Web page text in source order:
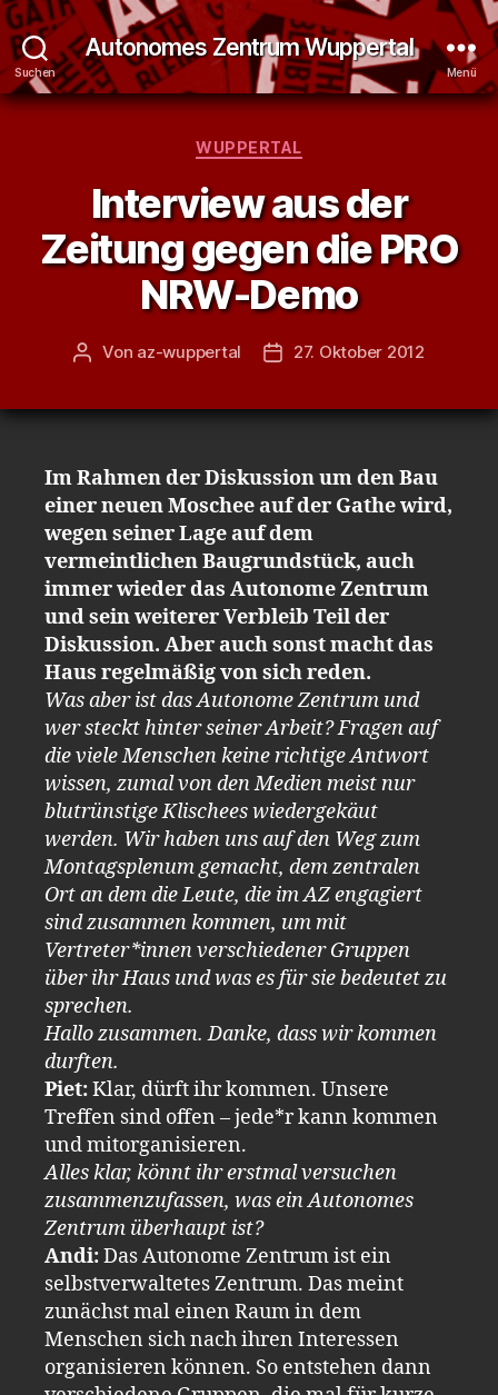
Suchen
Autonomes Zentrum Wuppertal
Menü
Kategorien
WUPPERTAL
Interview aus der
Zeitung gegen die PRO
NRW-Demo
Beitragsautor
Von az-wuppertal Veröffentlichungsdatum
27. Oktober 2012
Im Rahmen der Diskussion um den Bau
einer neuen Moschee auf der Gathe wird,
wegen seiner Lage auf dem
vermeintlichen Baugrundstück, auch
immer wieder das Autonome Zentrum
und sein weiterer Verbleib Teil der
Diskussion. Aber auch sonst macht das
Haus regelmäßig von sich reden.
Was aber ist das Autonome Zentrum und
wer steckt hinter seiner Arbeit? Fragen auf
die viele Menschen keine richtige Antwort
wissen, zumal von den Medien meist nur
blutrünstige Klischees wiedergekäut
werden. Wir haben uns auf den Weg zum
Montagsplenum gemacht, dem zentralen
Ort an dem die Leute, die im AZ engagiert
sind zusammen kommen, um mit
Vertreter*innen verschiedener Gruppen
über ihr Haus und was es für sie bedeutet zu
sprechen.
Hallo zusammen. Danke, dass wir kommen
durften.
Piet:Klar, dürft ihr kommen. Unsere
Treffen sind offen – jede*r kann kommen
und mitorganisieren.
Alles klar, könnt ihr erstmal versuchen
zusammenzufassen, was ein Autonomes
Zentrum überhaupt ist?
Andi:Das Autonome Zentrum ist ein
selbstverwaltetes Zentrum. Das meint
zunächst mal einen Raum in dem
Menschen sich nach ihren Interessen
organisieren können. So entstehen dann